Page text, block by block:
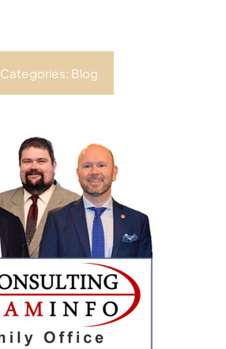
Categories: Blog